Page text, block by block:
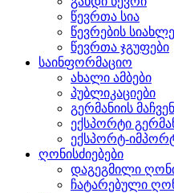
წევრთა სია
წევრების
წევრთა ჯგუფები
საინფორმაციო
ახალი ამბები
პუბლიკაციები
გერმანიის
ექსპორტი
ექსპორტ-
ღონისძიებები
დაგეგმილი
ჩატარებული